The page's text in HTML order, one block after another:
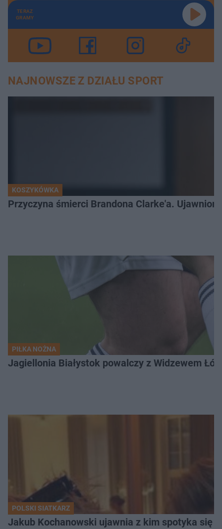
TERAZ
GRAMY
NAJNOWSZE Z DZIAŁU SPORT
KOSZYKÓWKA
Przyczyna śmierci Brandona Clarke'a.
PIŁKA NOŻNA
Jagiellonia Białystok powalczy z Widzewem
POLSKI SIATKARZ
Jakub Kochanowski ujawnia z kim spotyka się